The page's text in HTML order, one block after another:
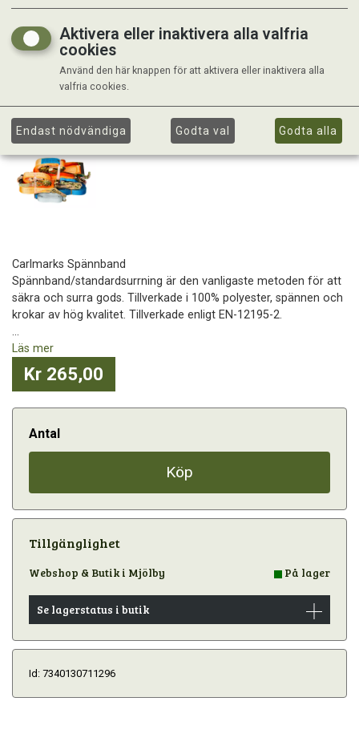
Carlmarks Spännband
Spännband/standardsurrning är den vanligaste metoden för att
säkra och surra gods. Tillverkade i 100% polyester, spännen och
krokar av hög kvalitet. Tillverkade enligt EN-12195-2.
...
Läs mer
Kr 265,00
Antal
Köp
Tillgänglighet
Webshop & Butik i Mjölby På lager
Se lagerstatus i butik
Id: 7340130711296
Aktivera eller inaktivera alla valfria
cookies
Använd den här knappen för att aktivera eller inaktivera alla
valfria cookies.
Endast nödvändiga Godta val Godta alla